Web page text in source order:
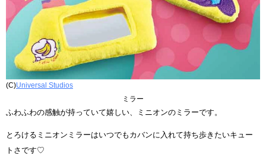
(C)Universal Studios
ミラー
ふわふわの感触が持っていて嬉しい、ミニオンのミラーです。
とろけるミニオンミラーはいつでもカバンに入れて持ち歩きたいキュー
トさです♡